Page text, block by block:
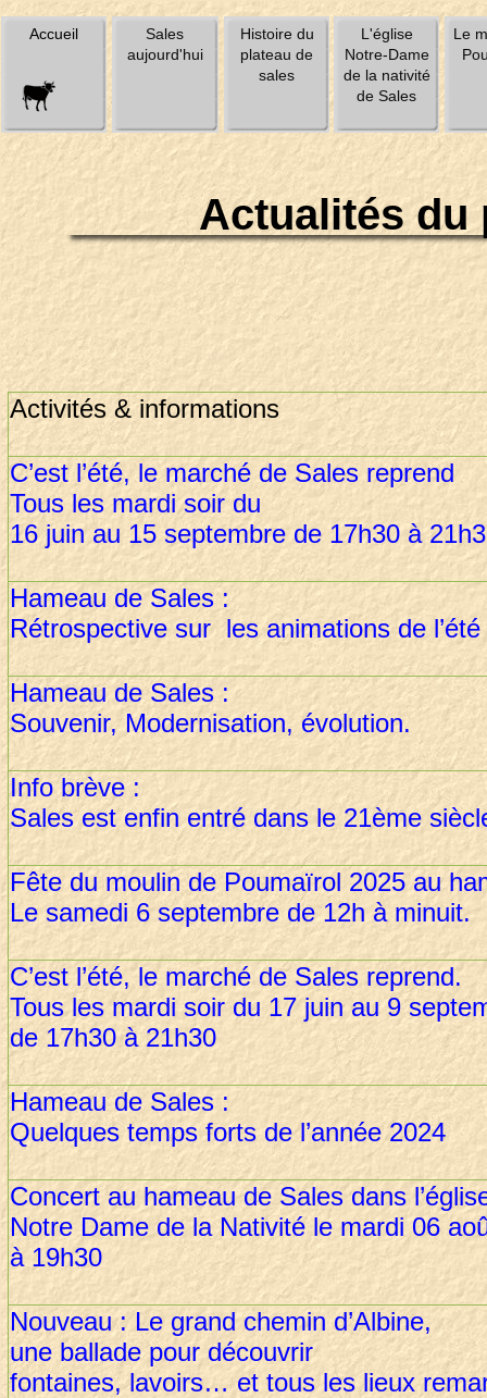
Accueil
Sales
aujourd'hui
Histoire du
plateau de
sales
L'église
Notre-Dame
de la nativité
de Sales
Le
Actualités du
Activités & informations
C’est l’été, le marché de Sales reprend
Tous les mardi soir du
16 juin au 15 septembre de 17h30 à
Hameau de Sales :
Rétrospective sur les animations de l’été
Hameau de Sales :
Souvenir, Modernisation, évolution.
Info brève :
Sales est enfin entré dans le 21ème
Fête du moulin de Poumaïrol 2025 au
Le samedi 6 septembre de 12h à minuit.
C’est l’été, le marché de Sales reprend.
Tous les mardi soir du 17 juin au 9
de 17h30 à 21h30
Hameau de Sales :
Quelques temps forts de l’année 2024
Concert au hameau de Sales dans
Notre Dame de la Nativité le mardi 06
à 19h30
Nouveau : Le grand chemin d’Albine,
une ballade pour découvrir
fontaines, lavoirs… et tous les lieux